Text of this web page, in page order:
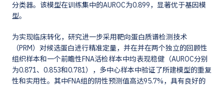
分类器。该模型在训练集中的AUROC为0.899，显著优于基因模
型。
为实现临床转化，研究进一步采用靶向蛋白质谱检测技术
（PRM）对候选蛋白进行精准定量，并在并在两个独立的回顾性
组织样本和一个前瞻性FNA活检样本中均表现稳健（AUROC分别
为0.871、0.853和0.781），多中心样本中验证了所建模型的重复
性和实用性。其中FNA组的阴性预测值高达95.7%，具有良好的